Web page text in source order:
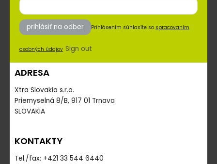
prihlásiť na odber Prihlásením súhlasíte so spracovaním
osobných údajov Sign out
ADRESA
Xtra Slovakia s.r.o.
Priemyselná 8/B, 917 01 Trnava
SLOVAKIA
KONTAKTY
Tel./fax: +421 33 544 6440